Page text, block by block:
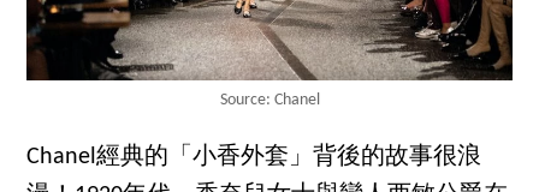
Source: Chanel
Chanel經典的「小香外套」背後的故事很浪